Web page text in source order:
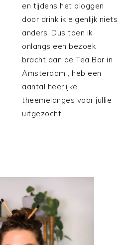
en tijdens het bloggen
door drink ik eigenlijk niets
anders. Dus toen ik
onlangs een bezoek
bracht aan de Tea Bar in
Amsterdam , heb een
aantal heerlijke
theemelanges voor jullie
uitgezocht.